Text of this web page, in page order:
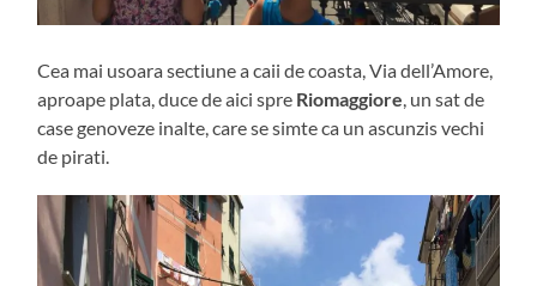
Cea mai usoara sectiune a caii de coasta, Via dell’Amore,
aproape plata, duce de aici spre Riomaggiore , un sat de
case genoveze inalte, care se simte ca un ascunzis vechi
de pirati.